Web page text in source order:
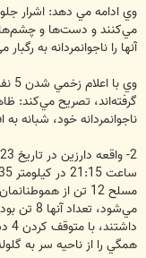
وي ادامه مي دهد: اشرار
آنها را ناجوانمردانه به رگبار مي‌بندند و 21 نفر را
گرفته‌اند، تصريح مي‌كند:
ناجوانمردانه خود، شبانه
مسلح 12 تن از
مي‌شود،
همگي را از ناحيه سر به